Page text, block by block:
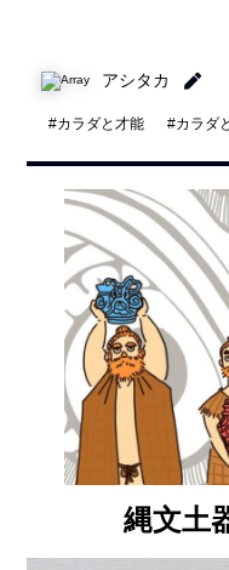
アシタカ
#カラダと才能 #カラダ
縄文土